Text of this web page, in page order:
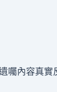
囑內容真